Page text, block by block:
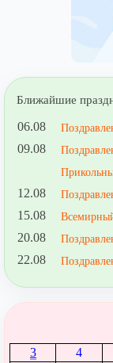
Ближайшие
06.08
09.08
12.08
15.08
20.08
22.08
3
4